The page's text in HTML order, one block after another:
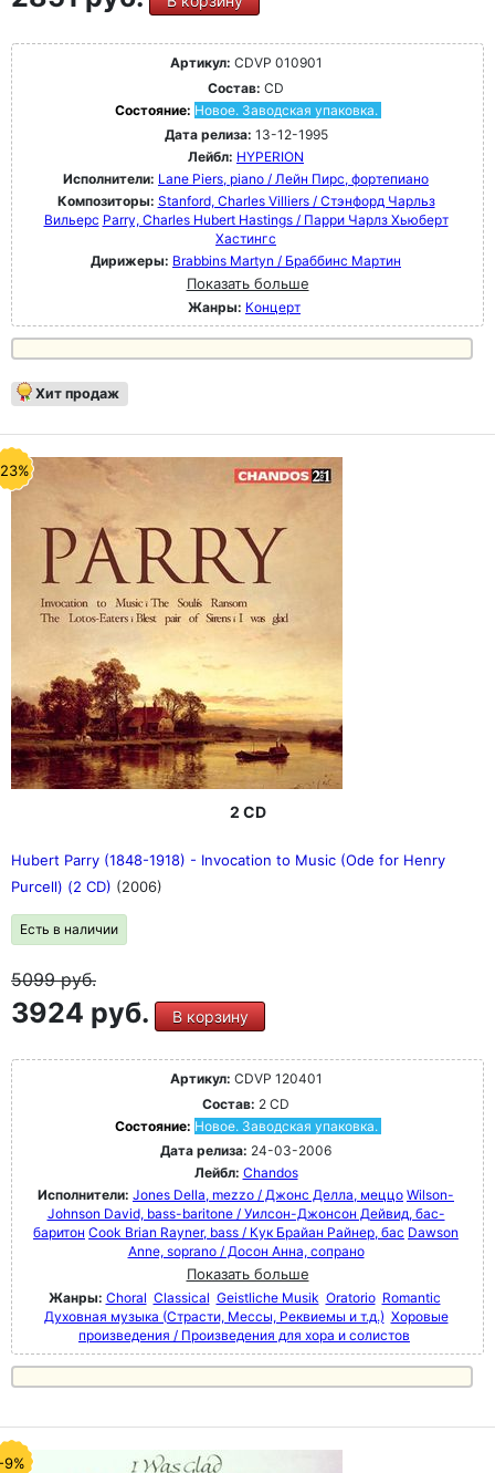
Артикул: CDVP 010901
Состав: CD
Состояние: Новое. Заводская упаковка.
Дата релиза: 13-12-1995
Лейбл: HYPERION
Исполнители: Lane Piers, piano / Лейн Пирс, фортепиано
Композиторы: Stanford, Charles Villiers / Стэнфорд Чарльз
Вильерс Parry, Charles Hubert Hastings / Парри Чарлз Хьюберт
Хастингс
Дирижеры: Brabbins Martyn / Браббинс Мартин
Показать больше
Жанры: Концерт
Хит продаж
2 CD
Hubert Parry (1848-1918) - Invocation to Music (Ode for Henry
Purcell) (2 CD) (2006)
Есть в наличии
5099руб.
3924 руб. В корзину
Артикул: CDVP 120401
Состав: 2 CD
Состояние: Новое. Заводская упаковка.
Дата релиза: 24-03-2006
Лейбл: Chandos
Исполнители: Jones Della, mezzo / Джонс Делла, меццо Wilson-
Johnson David, bass-baritone / Уилсон-Джонсон Дейвид, бас-
баритон Cook Brian Rayner, bass / Кук Брайан Райнер, бас Dawson
Anne, soprano / Досон Анна, сопрано
Показать больше
Жанры: Choral Classical Geistliche Musik Oratorio Romantic
Духовная музыка (Страсти, Мессы, Реквиемы и т.д.) Хоровые
произведения / Произведения для хора и солистов
9%